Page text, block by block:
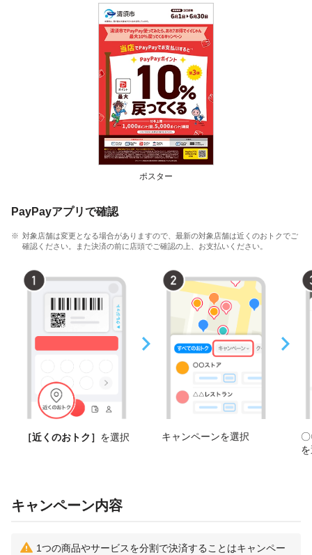
ポスター
PayPayアプリで確認
対象店舗は変更となる場合がありますので、最新の対象店舗は近くのおトクでご
確認ください。また決済の前に店頭でご確認の上、お支払いください。
［近くのおトク］ を選択 キャンペーンを選択
キャンペーン内容
1つの商品やサービスを分割で決済することはキャンペー